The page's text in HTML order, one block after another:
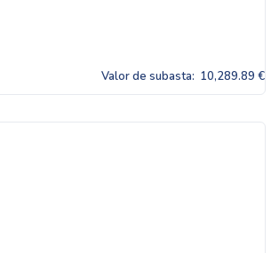
Valor de subasta: 10,289.89 €